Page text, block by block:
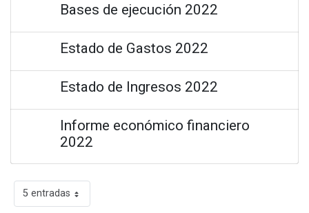
Bases de ejecución 2022
Estado de Gastos 2022
Estado de Ingresos 2022
Informe económico financiero
2022
5 entradas